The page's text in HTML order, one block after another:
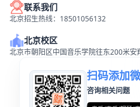
联系我们
北京招生热线：18501056132
北京校区
北京市朝阳区中国音乐学院往东200米安
扫码添加
咨询相关问题